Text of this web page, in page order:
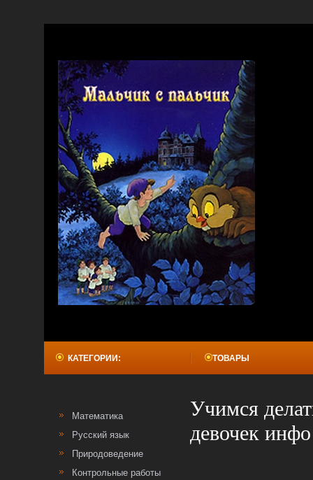
КАТЕГОРИИ:
Математика
Русский язык
Природоведение
Контрольные работы
ТОВАРЫ
Учимся
девочек